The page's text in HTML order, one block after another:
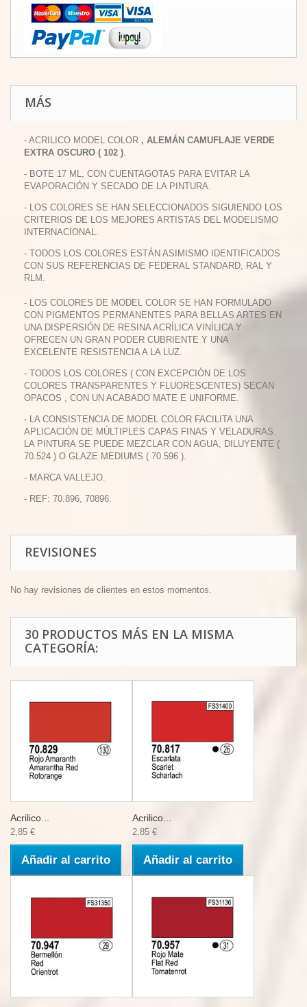
MÁS
- ACRILICO MODEL COLOR , ALEMÁN CAMUFLAJE VERDE
EXTRA OSCURO ( 102 ).
- BOTE 17 ML, CON CUENTAGOTAS PARA EVITAR LA
EVAPORACIÓN Y SECADO DE LA PINTURA.
- LOS COLORES SE HAN SELECCIONADOS SIGUIENDO LOS
CRITERIOS DE LOS MEJORES ARTISTAS DEL MODELISMO
INTERNACIONAL.
- TODOS LOS COLORES ESTÁN ASIMISMO IDENTIFICADOS
CON SUS REFERENCIAS DE FEDERAL STANDARD, RAL Y
RLM.
- LOS COLORES DE MODEL COLOR SE HAN FORMULADO
CON PIGMENTOS PERMANENTES PARA BELLAS ARTES EN
UNA DISPERSIÓN DE RESINA ACRÍLICA VINÍLICA Y
OFRECEN UN GRAN PODER CUBRIENTE Y UNA
EXCELENTE RESISTENCIA A LA LUZ.
- TODOS LOS COLORES ( CON EXCEPCIÓN DE LOS
COLORES TRANSPARENTES Y FLUORESCENTES) SECAN
OPACOS , CON UN ACABADO MATE E UNIFORME.
- LA CONSISTENCIA DE MODEL COLOR FACILITA UNA
APLICACIÓN DE MÚLTIPLES CAPAS FINAS Y VELADURAS.
LA PINTURA SE PUEDE MEZCLAR CON AGUA, DILUYENTE (
70.524 ) O GLAZE MEDIUMS ( 70.596 ).
- MARCA VALLEJO.
- REF: 70.896, 70896.
REVISIONES
No hay revisiones de clientes en estos momentos.
30 PRODUCTOS MÁS EN LA MISMA
CATEGORÍA:
Acrilico...
2,85 €
Añadir al carrito
Acrilico...
2,85 €
Añadir al carrito